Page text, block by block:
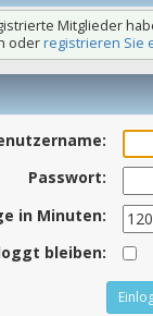
Mitglieder
oderregistrieren Sie
Passwort:
in Minuten:
bleiben: